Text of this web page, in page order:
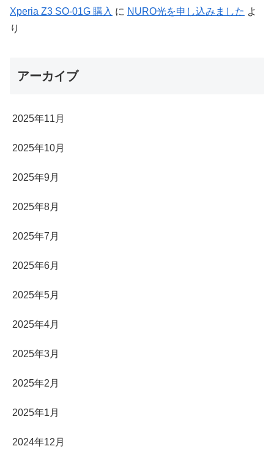
Xperia Z3 SO-01G 購入 に NURO光を申し込みました よ
り
アーカイブ
2025年11月
2025年10月
2025年9月
2025年8月
2025年7月
2025年6月
2025年5月
2025年4月
2025年3月
2025年2月
2025年1月
2024年12月